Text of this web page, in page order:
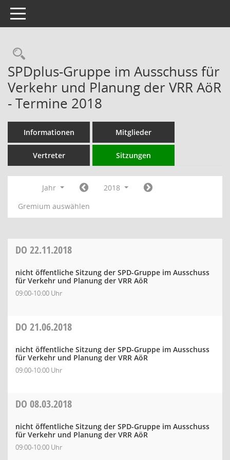
Toggle navigation
Rechercheauswahl
SPDplus-Gruppe im Ausschuss für
Verkehr und Planung der VRR AöR
- Termine 2018
Informationen Mitglieder
Vertreter Sitzungen
Jahr
2018
Gremium auswählen
DO 22.11.2018
nicht öffentliche Sitzung der SPD-Gruppe im Ausschuss
für Verkehr und Planung der VRR AöR
09:00-10:00 Uhr
DO 21.06.2018
nicht öffentliche Sitzung der SPD-Gruppe im Ausschuss
für Verkehr und Planung der VRR AöR
09:00-10:00 Uhr
DO 08.03.2018
nicht öffentliche Sitzung der SPD-Gruppe im Ausschuss
für Verkehr und Planung der VRR AöR
09:00-10:00 Uhr